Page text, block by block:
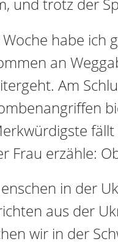
und trotz der
Woche habe ich
an
Am
Frau erzähle:
in der
aus der
wir in der